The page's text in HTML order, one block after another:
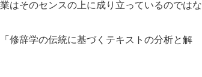
はそのセンスの上に成り立っているのではな
修辞学の伝統に基づくテキストの分析と解